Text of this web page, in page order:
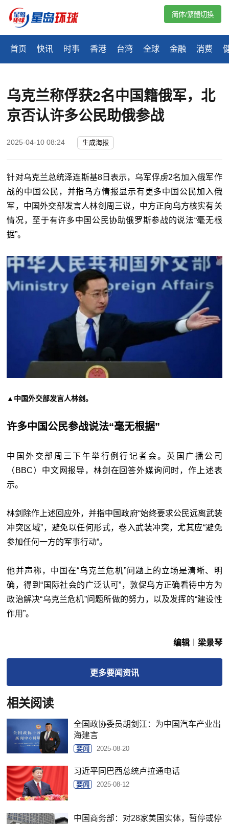
首页 快讯 时事 香港 台湾 全球 金融 消费
简体/繁體切換
乌克兰称俘获2名中国籍俄军，北
京否认许多公民助俄参战
2025-04-10 08:24 生成海报
针对乌克兰总统泽连斯基8日表示，乌军俘虏2名加入俄军作
战的中国公民，并指乌方情报显示有更多中国公民加入俄
军，中国外交部发言人林剑周三说，中方正向乌方核实有关
情况，至于有许多中国公民协助俄罗斯参战的说法“毫无根
据”。
▲中国外交部发言人林剑。
许多中国公民参战说法“毫无根据”
中国外交部周三下午举行例行记者会。英国广播公司
（BBC）中文网报导，林剑在回答外媒询问时，作上述表
示。
林剑除作上述回应外，并指中国政府“始终要求公民远离武装
冲突区域”，避免以任何形式，卷入武装冲突，尤其应“避免
参加任何一方的军事行动”。
他并声称，中国在“乌克兰危机”问题上的立场是清晰、明
确，得到“国际社会的广泛认可”，敦促乌方正确看待中方为
政治解决“乌克兰危机”问题所做的努力，以及发挥的“建设性
作用”。
编辑︱梁景琴
更多要闻资讯
相关阅读
全国政协委员胡剑江：为中国汽车产业出
海建言
要闻 2025-08-20
习近平同巴西总统卢拉通电话
要闻 2025-08-12
中国商务部：对28家美国实体，暂停或停